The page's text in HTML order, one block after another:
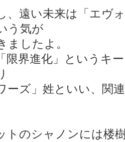
遠い未来は「エヴ
う気が
ましたよ。
界進化」というキ
ーズ」姓といい、関
のシャノンには楼